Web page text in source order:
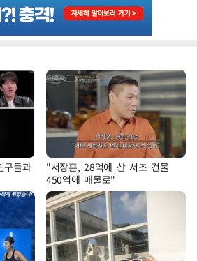
구들과
"서장훈, 28억에 산 서초 건물
450억에 매물로"